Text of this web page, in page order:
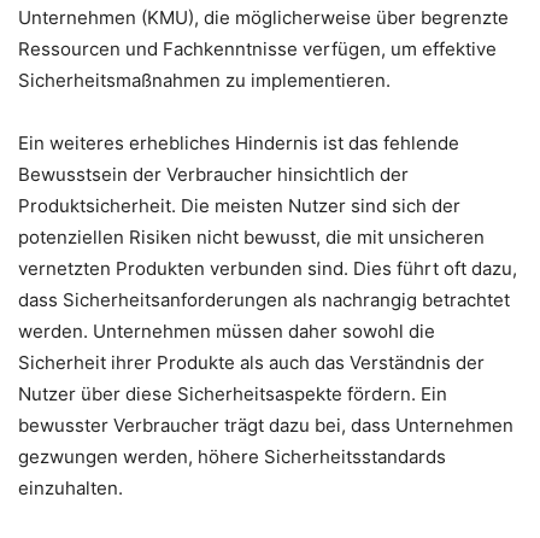
Unternehmen (KMU), die möglicherweise über begrenzte
Ressourcen und Fachkenntnisse verfügen, um effektive
Sicherheitsmaßnahmen zu implementieren.
Ein weiteres erhebliches Hindernis ist das fehlende
Bewusstsein der Verbraucher hinsichtlich der
Produktsicherheit. Die meisten Nutzer sind sich der
potenziellen Risiken nicht bewusst, die mit unsicheren
vernetzten Produkten verbunden sind. Dies führt oft dazu,
dass Sicherheitsanforderungen als nachrangig betrachtet
werden. Unternehmen müssen daher sowohl die
Sicherheit ihrer Produkte als auch das Verständnis der
Nutzer über diese Sicherheitsaspekte fördern. Ein
bewusster Verbraucher trägt dazu bei, dass Unternehmen
gezwungen werden, höhere Sicherheitsstandards
einzuhalten.